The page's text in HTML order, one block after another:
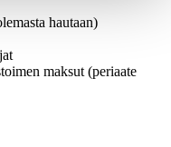
hautaan)
maksut (periaate